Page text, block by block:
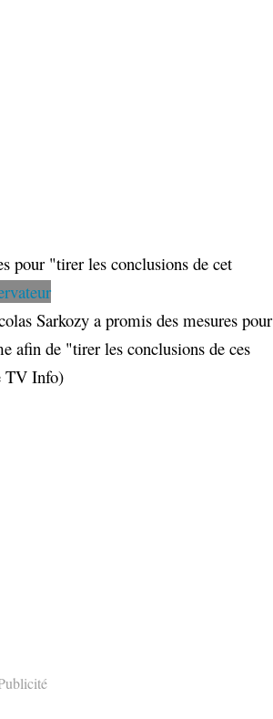
pour "tirer les conclusions de cet
Sarkozy a promis des mesures pour
afin de "tirer les conclusions de ces
TV Info)